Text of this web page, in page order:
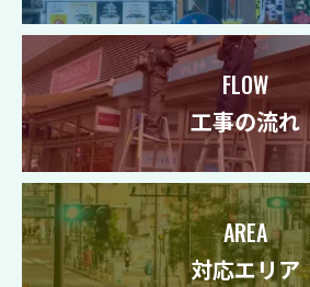
FLOW
工事の流れ
AREA
対応エリア